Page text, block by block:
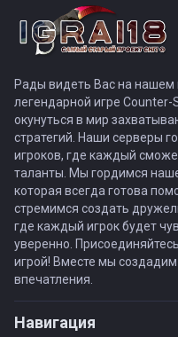
Рады видеть Вас на нашем
легендарной игре
окунуться в мир
стратегий. Наши серверы
игроков, где каждый
таланты. Мы гордимся
которая всегда готова
стремимся создать
где каждый игрок будет
уверенно.
игрой! Вместе мы
впечатления.
Навигация